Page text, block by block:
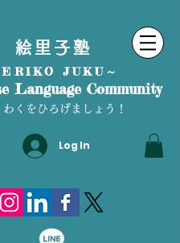
絵里子塾
ERIKO JUKU～
Language Community
わくをひろげましょう！
Log In